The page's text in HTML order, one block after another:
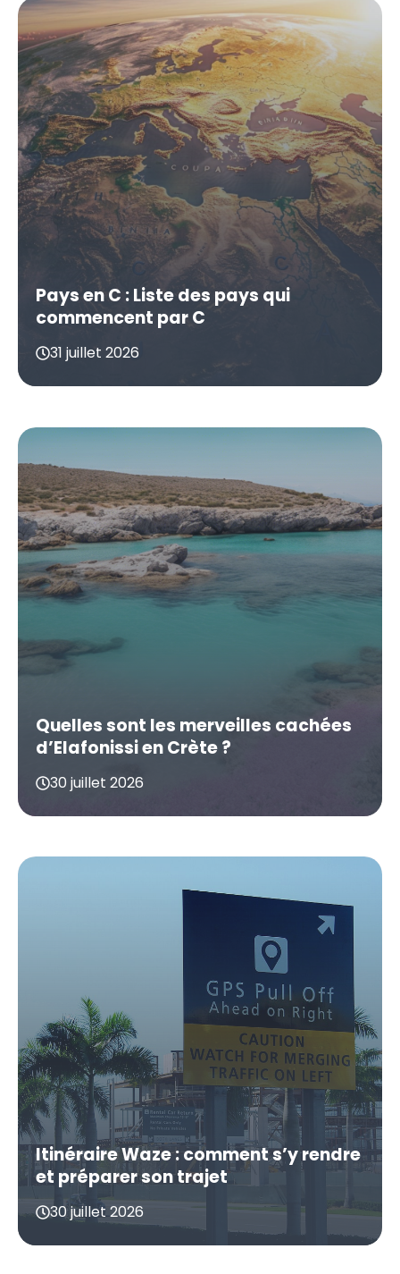
Pays en C : Liste des pays qui
commencent par C
31 juillet 2026
Quelles sont les merveilles cachées
d’Elafonissi en Crète ?
30 juillet 2026
Itinéraire Waze : comment s’y rendre
et préparer son trajet
30 juillet 2026